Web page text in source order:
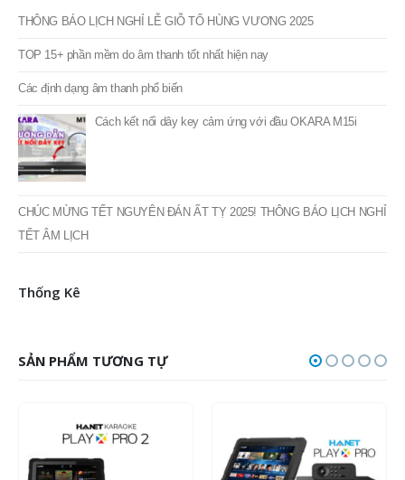
THÔNG BÁO LỊCH NGHỈ LỄ GIỖ TỔ HÙNG VƯƠNG 2025
TOP 15+ phần mềm do âm thanh tốt nhất hiện nay
Các định dạng âm thanh phổ biến
Cách kết nối dây key cảm ứng với đầu OKARA M15i
CHÚC MỪNG TẾT NGUYÊN ĐÁN ẤT TỴ 2025! THÔNG BÁO LỊCH NGHỈ
TẾT ÂM LỊCH
Thống Kê
SẢN PHẨM TƯƠNG TỰ